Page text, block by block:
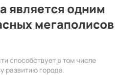
является одним
мегаполисов
способствует в том числе
развитию города.​